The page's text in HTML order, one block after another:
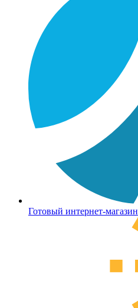
Готовый интернет-магазин